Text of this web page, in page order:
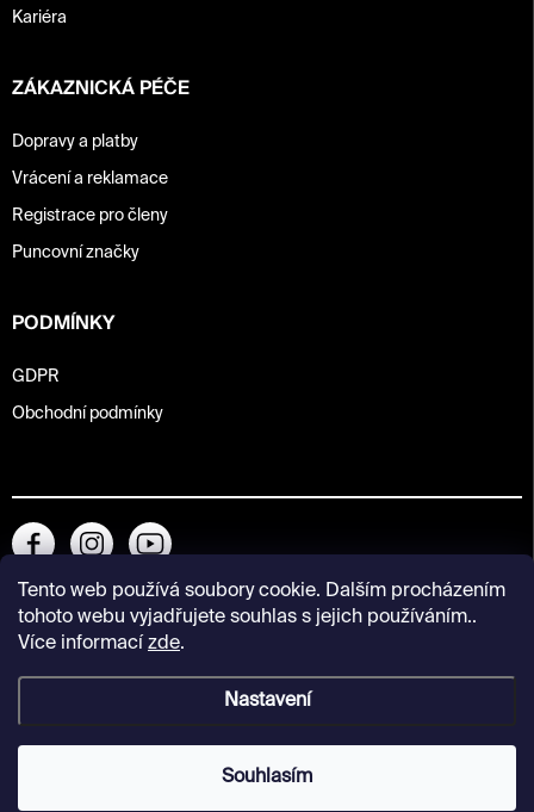
Tento web používá soubory cookie. Dalším procházením
tohoto webu vyjadřujete souhlas s jejich používáním..
Více informací zde.
Nastavení
Souhlasím
Kariéra
ZÁKAZNICKÁ PÉČE
Dopravy a platby
Vrácení a reklamace
Registrace pro členy
Puncovní značky
PODMÍNKY
GDPR
Obchodní podmínky
Copyright 2026Kunsthalle Praha Design Shop. Všechna práva
vyhrazena.